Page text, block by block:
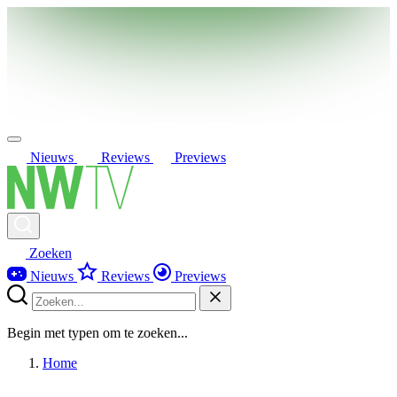
Nieuws Reviews Previews
Zoeken
Nieuws
Reviews Previews
Begin met typen om te zoeken...
Home